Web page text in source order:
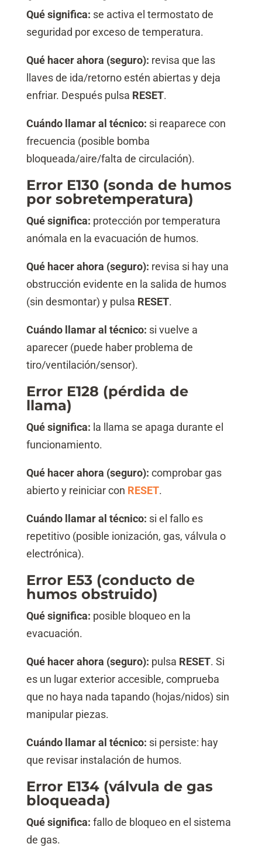
Qué significa: se activa el termostato de
seguridad por exceso de temperatura.
Qué hacer ahora (seguro): revisa que las
llaves de ida/retorno estén abiertas y deja
enfriar. Después pulsa RESET.
Cuándo llamar al técnico: si reaparece con
frecuencia (posible bomba
bloqueada/aire/falta de circulación).
Error E130 (sonda de humos
por sobretemperatura)
Qué significa: protección por temperatura
anómala en la evacuación de humos.
Qué hacer ahora (seguro): revisa si hay una
obstrucción evidente en la salida de humos
(sin desmontar) y pulsa RESET.
Cuándo llamar al técnico: si vuelve a
aparecer (puede haber problema de
tiro/ventilación/sensor).
Error E128 (pérdida de
llama)
Qué significa: la llama se apaga durante el
funcionamiento.
Qué hacer ahora (seguro): comprobar gas
abierto y reiniciar con RESET.
Cuándo llamar al técnico: si el fallo es
repetitivo (posible ionización, gas, válvula o
electrónica).
Error E53 (conducto de
humos obstruido)
Qué significa: posible bloqueo en la
evacuación.
Qué hacer ahora (seguro): pulsa RESET. Si
es un lugar exterior accesible, comprueba
que no haya nada tapando (hojas/nidos) sin
manipular piezas.
Cuándo llamar al técnico: si persiste: hay
que revisar instalación de humos.
Error E134 (válvula de gas
bloqueada)
Qué significa: fallo de bloqueo en el sistema
de gas.